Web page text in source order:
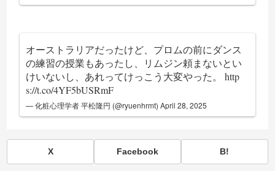
オーストラリアだったけど、プロムの前にダンス
の練習の授業もあったし、リムジン頼まないとい
けいないし、あれってけっこう大変やった。http
s://t.co/4YF5bUSRmF
— 化粧心理学者 平松隆円 (@ryuenhrmt)April 28, 2025
X Facebook B!